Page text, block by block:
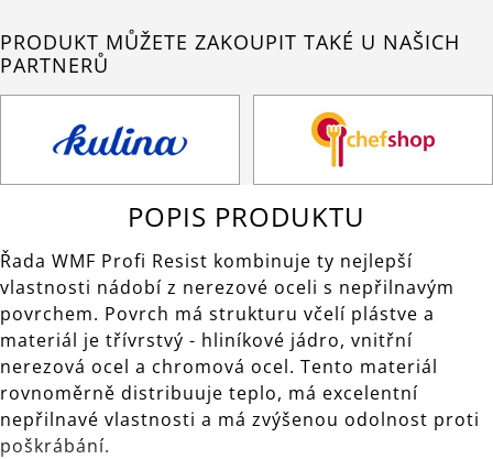
PRODUKT MŮŽETE ZAKOUPIT TAKÉ U NAŠICH
PARTNERŮ
POPIS PRODUKTU
Řada WMF Profi Resist kombinuje ty nejlepší
vlastnosti nádobí z nerezové oceli s nepřilnavým
povrchem. Povrch má strukturu včelí plástve a
materiál je třívrstvý - hliníkové jádro, vnitřní
nerezová ocel a chromová ocel. Tento materiál
rovnoměrně distribuuje teplo, má excelentní
nepřilnavé vlastnosti a má zvýšenou odolnost proti
poškrábání.